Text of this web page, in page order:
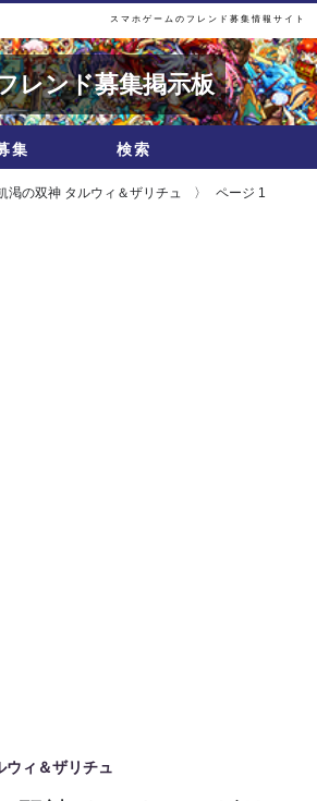
スマホゲームのフレンド募集情報サイト
レンド募集掲示板
集 検索
渇の双神 タルウィ＆ザリチュ ページ 1
ウィ＆ザリチュ